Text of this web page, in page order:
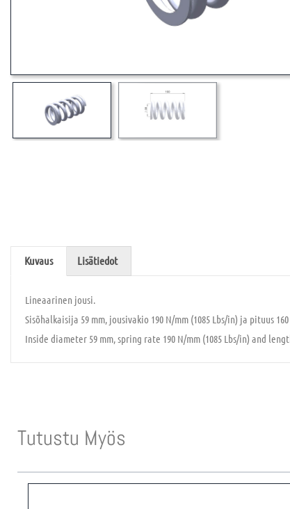
Kuvaus Lisätiedot
Lineaarinen jousi.
Sisõhalkaisija 59 mm, jousivakio 190 N/mm (1085 Lbs/in) ja pituus
Inside diameter 59 mm, spring rate 190 N/mm (1085 Lbs/in) and
Tutustu Myös